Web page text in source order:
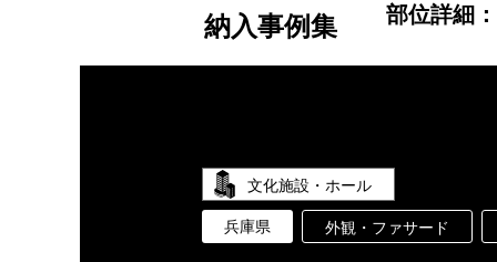
納入事例集 部位詳細：
文化施設・ホール
兵庫県
外観・ファサード